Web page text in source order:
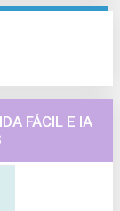
FÁCIL E IA